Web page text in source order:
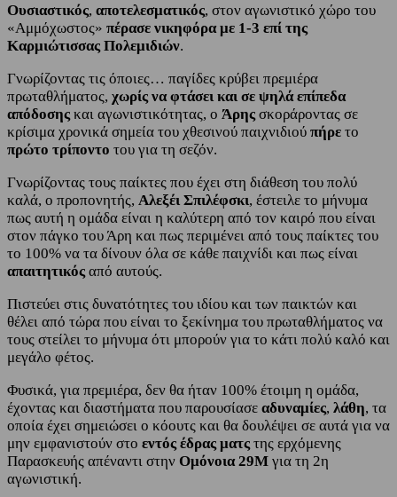
Ουσιαστικός, αποτελεσματικός, στον αγωνιστικό χώρο του
«Αμμόχωστος» πέρασε νικηφόρα με 1-3 επί της
Καρμιώτισσας Πολεμιδιών.
Γνωρίζοντας τις όποιες… παγίδες κρύβει πρεμιέρα
πρωταθλήματος, χωρίς να φτάσει και σε ψηλά επίπεδα
απόδοσης και αγωνιστικότητας, ο Άρης σκοράροντας σε
κρίσιμα χρονικά σημεία του χθεσινού παιχνιδιού πήρε το
πρώτο τρίποντο του για τη σεζόν.
Γνωρίζοντας τους παίκτες που έχει στη διάθεση του πολύ
καλά, ο προπονητής, Αλεξέι Σπιλέφσκι, έστειλε το μήνυμα
πως αυτή η ομάδα είναι η καλύτερη από τον καιρό που είναι
στον πάγκο του Άρη και πως περιμένει από τους παίκτες του
το 100% να τα δίνουν όλα σε κάθε παιχνίδι και πως είναι
απαιτητικός από αυτούς.
Πιστεύει στις δυνατότητες του ιδίου και των παικτών και
θέλει από τώρα που είναι το ξεκίνημα του πρωταθλήματος να
τους στείλει το μήνυμα ότι μπορούν για το κάτι πολύ καλό και
μεγάλο φέτος.
Φυσικά, για πρεμιέρα, δεν θα ήταν 100% έτοιμη η ομάδα,
έχοντας και διαστήματα που παρουσίασε αδυναμίες, λάθη, τα
οποία έχει σημειώσει ο κόουτς και θα δουλέψει σε αυτά για να
μην εμφανιστούν στο εντός έδρας ματς της ερχόμενης
Παρασκευής απέναντι στην Ομόνοια 29Μ για τη 2η
αγωνιστική.